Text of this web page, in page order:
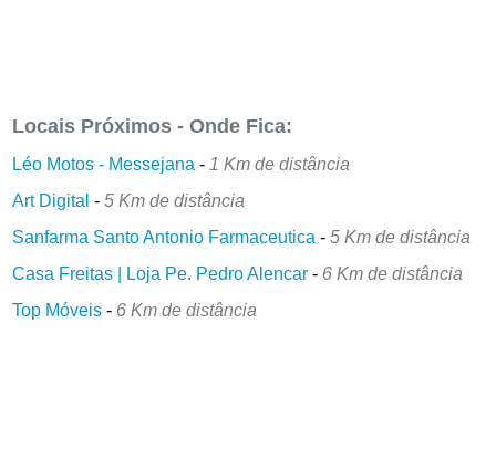
Locais Próximos - Onde Fica:
Léo Motos - Messejana - 1 Km de distância
Art Digital -5 Km de distância
Sanfarma Santo Antonio Farmaceutica -5 Km de distância
Casa Freitas | Loja Pe. Pedro Alencar - 6 Km de distância
Top Móveis - 6 Km de distância